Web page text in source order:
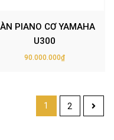
PIANO CƠ YAMAHA
U300
90.000.000₫
1 2